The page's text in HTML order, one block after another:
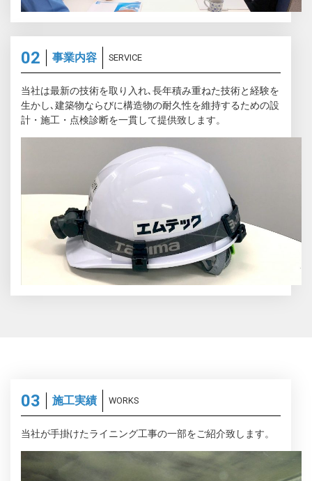
事業内容 SERVICE
当社は最新の技術を取り入れ､長年積み重ねた技術と経験を
生かし､建築物ならびに構造物の耐久性を維持するための設
計・施工・点検診断を一貫して提供致します。
施工実績 WORKS
当社が手掛けたライニング工事の一部をご紹介致します。